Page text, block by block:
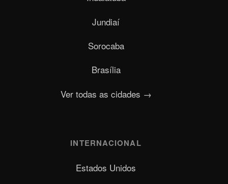
Jundiaí
Sorocaba
Brasília
Ver todas as cidades →
INTERNACIONAL
Estados Unidos